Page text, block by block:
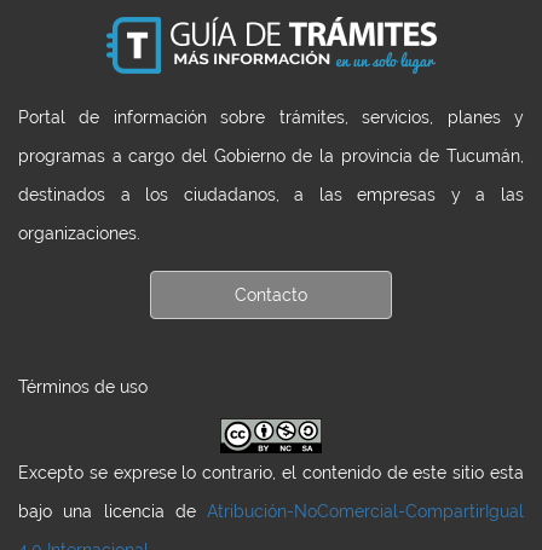
Portal de información sobre trámites, servicios, planes y
programas a cargo del Gobierno de la provincia de Tucumán,
destinados a los ciudadanos, a las empresas y a las
organizaciones.
Contacto
Términos de uso
Excepto se exprese lo contrario, el contenido de este sitio esta
bajo una licencia de Atribución-NoComercial-CompartirIgual